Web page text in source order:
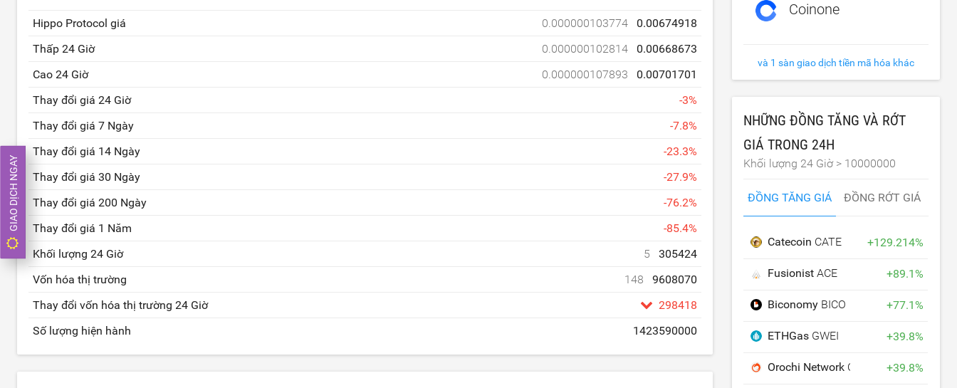
Hippo Protocol giá 0.000000103774
0.00674918
Thấp 24 Giờ
0.000000102814
0.00668673
Cao 24 Giờ
0.000000107893
0.00701701
Thay đổi giá 24 Giờ
-3%
Thay đổi giá 7 Ngày
-7.8%
Thay đổi giá 14 Ngày
-23.3%
Thay đổi giá 30 Ngày
-27.9%
Thay đổi giá 200 Ngày
-76.2%
Thay đổi giá 1 Năm
-85.4%
Khối lượng 24 Giờ
5
305424
Vốn hóa thị trường
148
9608070
Thay đổi vốn hóa thị trường 24 Giờ
298418
Số lượng hiện hành
1423590000
Coinone
và 1 sàn giao dịch tiền mã hóa khác
NHỮNG ĐỒNG TĂNG VÀ RỚT
GIÁ TRONG 24H
Khối lượng 24 Giờ > 10000000
ĐỒNG TĂNG GIÁ ĐỒNG RỚT GIÁ
Catecoin CATE +129.214%
FusionistACE +89.1%
Biconomy BICO +77.1%
ETHGas GWEI +39.8%
Orochi Network ON +39.8%
GIAO DỊCH NGAY